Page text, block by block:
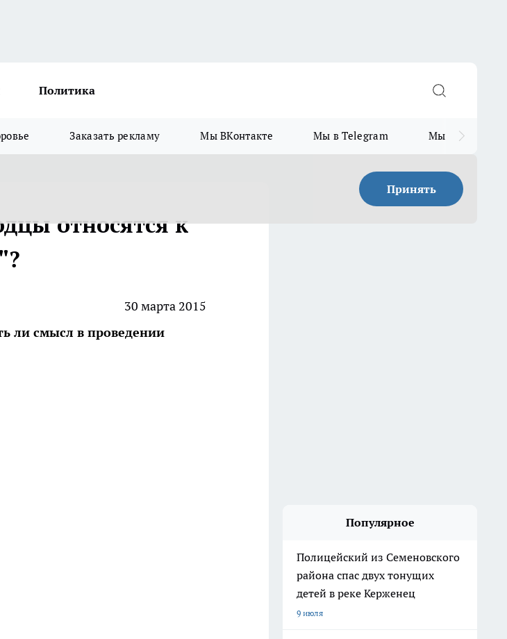
Политика
Заказать рекламу Мы ВКонтакте Мы в Telegram Мы в MAX
Принять
относятся к
30 марта 2015
ли смысл в проведении
Популярное
Полицейский из Семеновского
района спас двух тонущих
детей в реке Керженец
9 июля